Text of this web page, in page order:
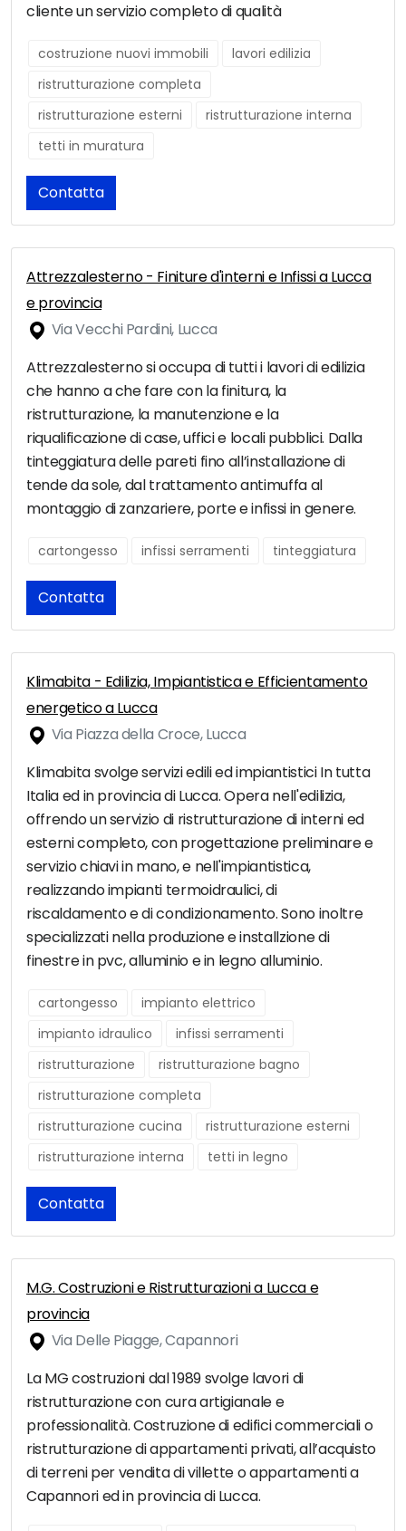
cliente un servizio completo di qualità
costruzione nuovi immobili
lavori edilizia
ristrutturazione completa
ristrutturazione esterni
ristrutturazione interna
tetti in muratura
Contatta
Attrezzalesterno - Finiture d'interni e Infissi a Lucca
e provincia
Via Vecchi Pardini, Lucca
Attrezzalesterno si occupa di tutti i lavori di edilizia
che hanno a che fare con la finitura, la
ristrutturazione, la manutenzione e la
riqualificazione di case, uffici e locali pubblici. Dalla
tinteggiatura delle pareti fino all’installazione di
tende da sole, dal trattamento antimuffa al
montaggio di zanzariere, porte e infissi in genere.
cartongesso infissi serramenti tinteggiatura
Contatta
Klimabita - Edilizia, Impiantistica e Efficientamento
energetico a Lucca
Via Piazza della Croce, Lucca
Klimabita svolge servizi edili ed impiantistici In tutta
Italia ed in provincia di Lucca. Opera nell'edilizia,
offrendo un servizio di ristrutturazione di interni ed
esterni completo, con progettazione preliminare e
servizio chiavi in mano, e nell'impiantistica,
realizzando impianti termoidraulici, di
riscaldamento e di condizionamento. Sono inoltre
specializzati nella produzione e installzione di
finestre in pvc, alluminio e in legno alluminio.
cartongesso
impianto elettrico
impianto idraulico
infissi serramenti
ristrutturazione
ristrutturazione bagno
ristrutturazione completa
ristrutturazione cucina
ristrutturazione esterni
ristrutturazione interna
tetti in legno
Contatta
M.G. Costruzioni e Ristrutturazioni a Lucca e
provincia
Via Delle Piagge, Capannori
La MG costruzioni dal 1989 svolge lavori di
ristrutturazione con cura artigianale e
professionalità. Costruzione di edifici commerciali o
ristrutturazione di appartamenti privati, all’acquisto
di terreni per vendita di villette o appartamenti a
Capannori ed in provincia di Lucca.